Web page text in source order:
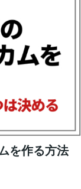
を作る方法